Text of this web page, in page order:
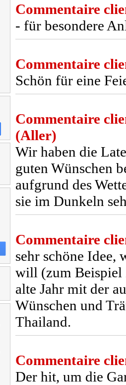
Commentaire
- für besondere
Commentaire
Schön für eine
Commentaire
(Aller)
Wir haben die
guten Wünschen
aufgrund des
sie im Dunkeln
Commentaire
sehr schöne Idee,
will (zum Beispiel
alte Jahr mit der
Wünschen und
Thailand.
Commentaire
Der hit, um die